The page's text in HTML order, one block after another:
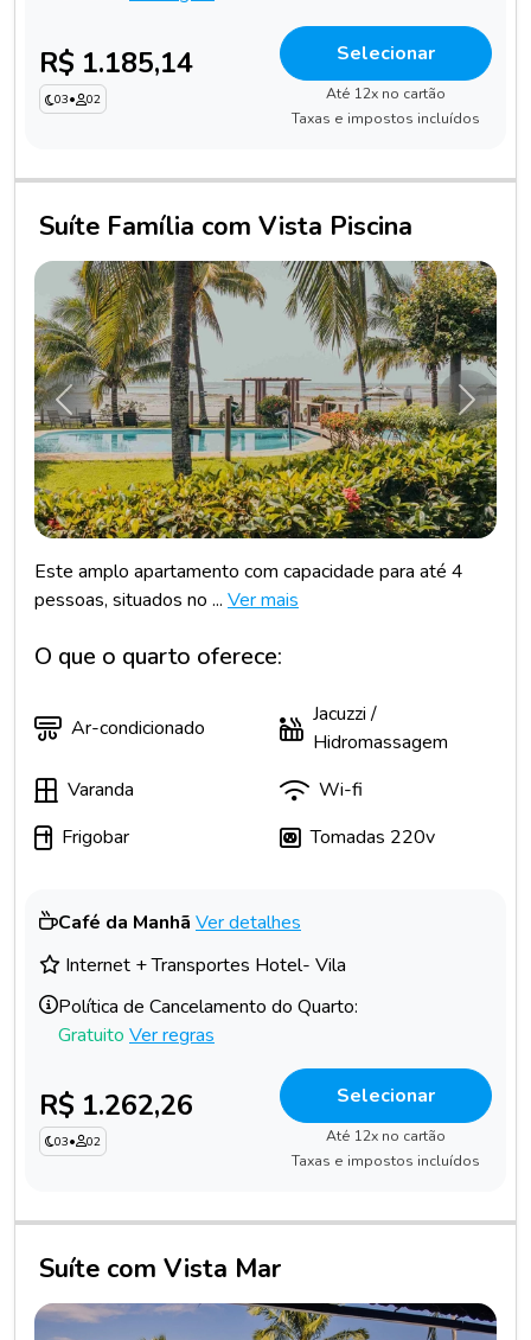
R$ 1.185,14
03• 02
Selecionar
Até 12x no cartão
Taxas e impostos incluídos
Suíte Família com Vista Piscina
Anterior
Este amplo apartamento com capacidade para até 4
pessoas, situados no ... Ver mais
O que o quarto oferece:
Ar-condicionado
Jacuzzi /
Hidromassagem
Varanda
Wi-fi
Frigobar
Tomadas 220v
Café da Manhã Ver detalhes
Internet + Transportes Hotel- Vila
Política de Cancelamento do Quarto:
Gratuito Ver regras
R$ 1.262,26
03• 02
Selecionar
Até 12x no cartão
Taxas e impostos incluídos
Suíte com Vista Mar